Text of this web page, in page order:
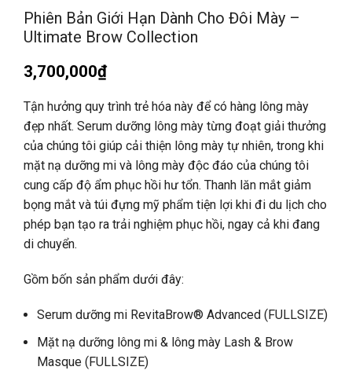
Phiên Bản Giới Hạn Dành Cho Đôi Mày –
Ultimate Brow Collection
3,700,000₫
Tận hưởng quy trình trẻ hóa này để có hàng lông mày
đẹp nhất. Serum dưỡng lông mày từng đoạt giải thưởng
của chúng tôi giúp cải thiện lông mày tự nhiên, trong khi
mặt nạ dưỡng mi và lông mày độc đáo của chúng tôi
cung cấp độ ẩm phục hồi hư tổn. Thanh lăn mắt giảm
bọng mắt và túi đựng mỹ phẩm tiện lợi khi đi du lịch cho
phép bạn tạo ra trải nghiệm phục hồi, ngay cả khi đang
di chuyển.
Gồm bốn sản phẩm dưới đây:
Serum dưỡng mi RevitaBrow® Advanced (FULLSIZE)
Mặt nạ dưỡng lông mi & lông mày Lash & Brow
Masque (FULLSIZE)